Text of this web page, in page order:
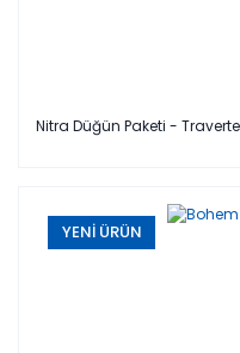
Nitra Düğün Paketi -
YENİ ÜRÜN